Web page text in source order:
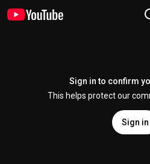
Sign in to confirm
This helps protect our
Sign in